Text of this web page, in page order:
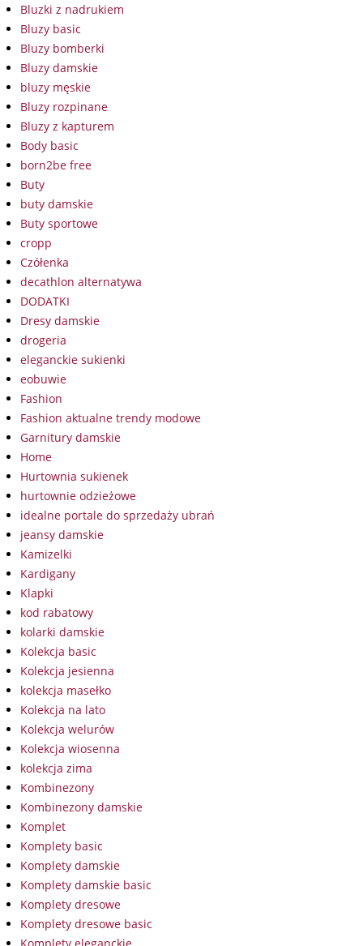
Bluzki z nadrukiem
Bluzy basic
Bluzy bomberki
Bluzy damskie
bluzy męskie
Bluzy rozpinane
Bluzy z kapturem
Body basic
born2be free
Buty
buty damskie
Buty sportowe
cropp
Czółenka
decathlon alternatywa
DODATKI
Dresy damskie
drogeria
eleganckie sukienki
eobuwie
Fashion
Fashion aktualne trendy modowe
Garnitury damskie
Home
Hurtownia sukienek
hurtownie odzieżowe
idealne portale do sprzedaży ubrań
jeansy damskie
Kamizelki
Kardigany
Klapki
kod rabatowy
kolarki damskie
Kolekcja basic
Kolekcja jesienna
kolekcja masełko
Kolekcja na lato
Kolekcja welurów
Kolekcja wiosenna
kolekcja zima
Kombinezony
Kombinezony damskie
Komplet
Komplety basic
Komplety damskie
Komplety damskie basic
Komplety dresowe
Komplety dresowe basic
Komplety eleganckie